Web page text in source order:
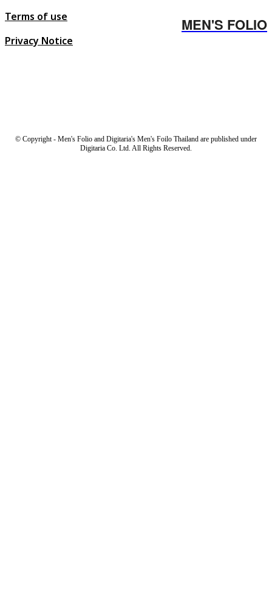
Terms of use
Privacy Notice
MEN'S FOLIO
© Copyright - Men's Folio and Digitaria's Men's Foilo Thailand are published under
Digitaria Co. Ltd. All Rights Reserved.